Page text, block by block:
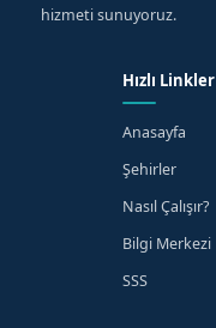
hizmeti sunuyoruz.
Hızlı Linkler
Anasayfa
Şehirler
Nasıl Çalışır?
Bilgi Merkezi
SSS